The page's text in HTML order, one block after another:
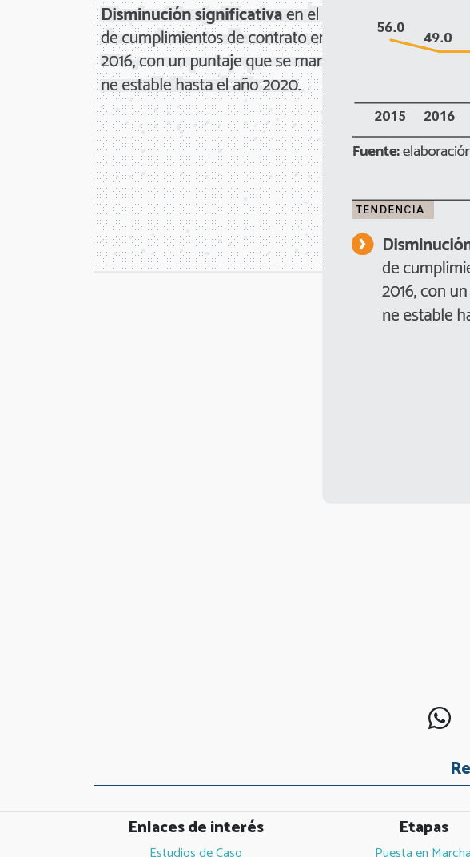
Enlaces de interés Etapas